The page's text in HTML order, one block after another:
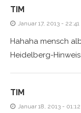
TIM
Januar 17, 2013 - 22:41
Hahaha mensch
Heidelberg-
TIM
Januar 18, 2013 - 01:12